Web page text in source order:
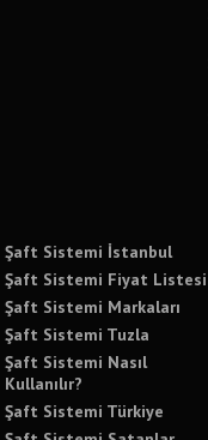
Şaft Sistemi İstanbul
Şaft Sistemi Fiyat Listesi
Şaft Sistemi Markaları
Şaft Sistemi Tuzla
Şaft Sistemi Nasıl
Kullanılır?
Şaft Sistemi Türkiye